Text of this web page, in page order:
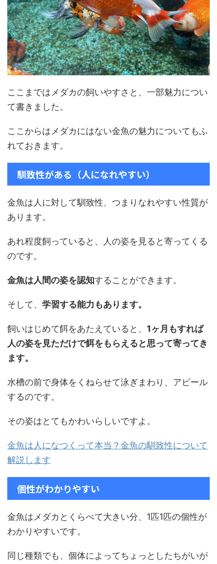
ここまではメダカの飼いやすさと、一部魅力につい
て書きました。
ここからはメダカにはない金魚の魅力についてもふ
れておきます。
馴致性がある（人になれやすい）
金魚は人に対して馴致性、つまりなれやすい性質が
あります。
あれ程度飼っていると、人の姿を見ると寄ってくる
のです。
金魚は人間の姿を認知することができます。
そして、 学習する能力もあります。
飼いはじめて餌をあたえていると、 1ヶ月もすれば
人の姿を見ただけで餌をもらえると思って寄ってき
ます。
水槽の前で身体をくねらせて泳ぎまわり、アピール
するのです。
その姿はとてもかわいらしいですよ。
金魚は人になつくって本当？金魚の馴致性について
解説します
個性がわかりやすい
金魚はメダカとくらべて大きい分、1匹1匹の個性が
わかりやすいです。
同じ種類でも、個体によってちょっとしたちがいが